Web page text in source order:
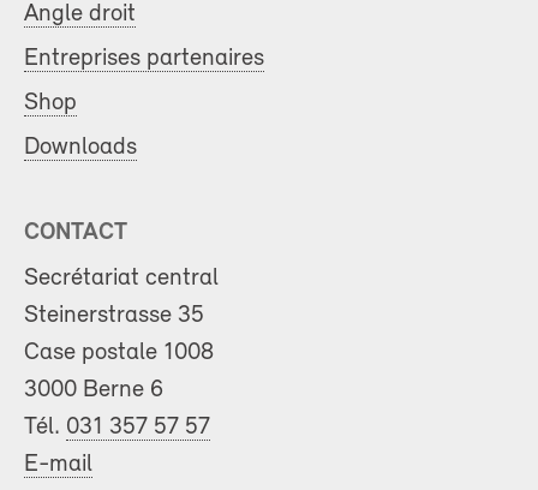
Angle droit
Entreprises partenaires
Shop
Downloads
CONTACT
Secrétariat central
Steinerstrasse 35
Case postale 1008
3000 Berne 6
Tél. 031 357 57 57
E-mail